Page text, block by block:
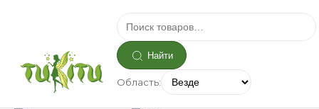
Найти
Область: